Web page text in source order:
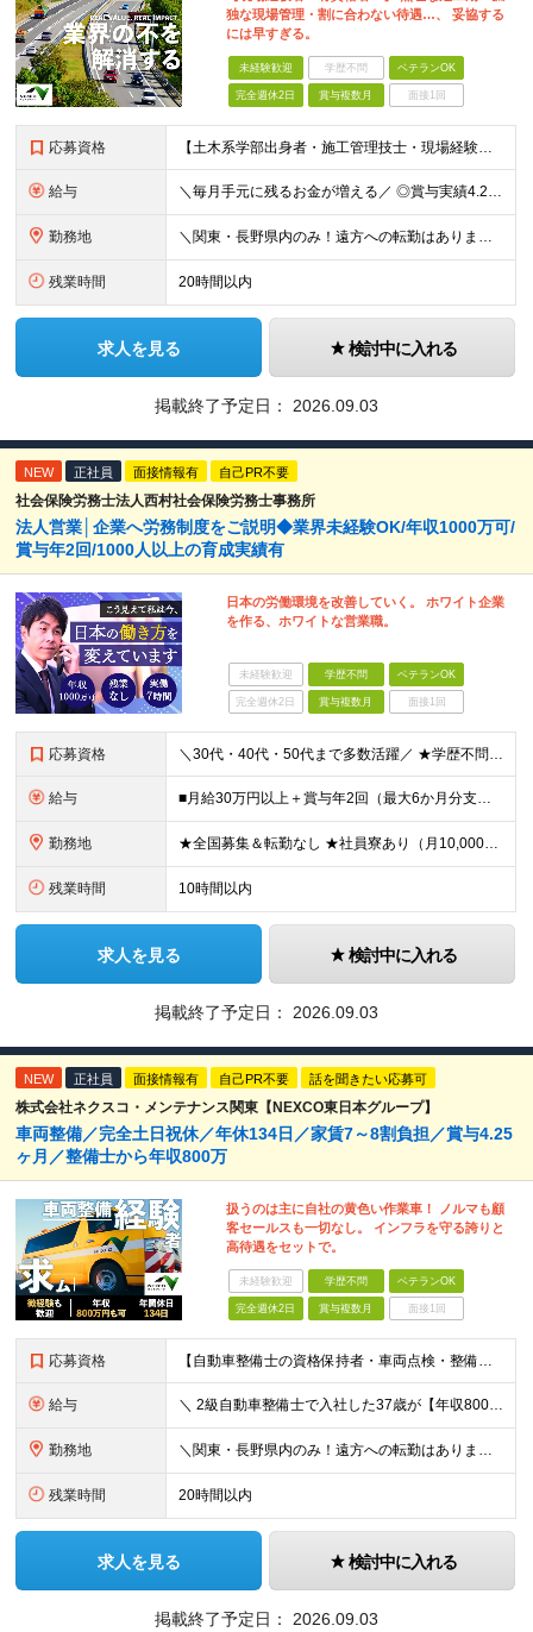
独な現場管理・割に合わない待遇…、 妥協する
には早すぎる。
未経験歓迎 学歴不問 ベテランOK
完全週休2日 賞与複数月 面接1回
応募資格 【土木系学部出身者・施工管理技士・現場経験者優遇！】 ■高卒以上 ■普通自動車運転免許（AT限定可）をお持ちの方 《 下記いずれかに該当する方歓迎 》 ◎土木系学科を卒業された方 ◎1・2級土木／
給与 ＼毎月手元に残るお金が増える／ ◎賞与実績4.25ヶ月分（年間120万円～140万円以上の支給実績あり） ◎家賃・駐車場代の最大8割を会社が負担！家計の支出を大幅にカット ◎残業代は1分単位（合計1時
勤務地 ＼関東・長野県内のみ！遠方への転勤はありません／ ★全事業所がIC近く！マイカーで快適に通勤可能です ★引越し費用や単身赴任時の家賃・家具家電の賃料も全額負担 ◎京浜事業所 神奈川県横浜市都筑区
残業時間 20時間以内
求人を見る 検討中に入れる
掲載終了予定日： 2026.09.03
NEW 正社員 面接情報有 自己PR不要
社会保険労務士法人西村社会保険労務士事務所
法人営業│企業へ労務制度をご説明◆業界未経験OK/年収1000万可/
賞与年2回/1000人以上の育成実績有
日本の労働環境を改善していく。 ホワイト企業
を作る、ホワイトな営業職。
未経験歓迎 学歴不問 ベテランOK
完全週休2日 賞与複数月 面接1回
応募資格 ＼30代・40代・50代まで多数活躍／ ★学歴不問 ★何かしらの営業経験をお持ちの方（経験年数・業界不問） 社会保険や労務の知識は必要ありません。 業界未経験からスタートできます！ ＜仕事のやりが
給与 ■月給30万円以上＋賞与年2回（最大6か月分支給実績あり）＋インセンティブ ★インセンティブ毎月支給 └最大で30～65万円を獲得する社員も └入社5年未満の社員の月平均インセンティブ15万円 ★社
勤務地 ★全国募集＆転勤なし ★社員寮あり（月10,000円～） ※勤務地による ★直行直帰OK ★車・自転車・バイク通勤OK ※一部事務所 【北海道・東北】 札幌事務所、仙台事務所 【関東】 大宮事務所
残業時間 10時間以内
求人を見る 検討中に入れる
掲載終了予定日： 2026.09.03
NEW 正社員 面接情報有 自己PR不要 話を聞きたい応募可
株式会社ネクスコ・メンテナンス関東【NEXCO東日本グループ】
車両整備／完全土日祝休／年休134日／家賃7～8割負担／賞与4.25
ヶ月／整備士から年収800万
扱うのは主に自社の黄色い作業車！ ノルマも顧
客セールスも一切なし。 インフラを守る誇りと
高待遇をセットで。
未経験歓迎 学歴不問 ベテランOK
完全週休2日 賞与複数月 面接1回
応募資格 【自動車整備士の資格保持者・車両点検・整備経験者歓迎！】 ディーラー、民間整備工場、 トラック・重機整備、ガソリンスタンド等での 点検・整備経験などのご経験をお持ちの方も歓迎します！ ■高卒以上 ■普
給与 ＼ 2級自動車整備士で入社した37歳が【年収800万円】を実現！ ／ ★家賃・駐車場代の最大8割を会社が負担！毎月の固定費を大幅カット ★賞与実績4.25ヶ月分（年間120万円～140万円以上の支給実
勤務地 ＼関東・長野県内のみ！遠方への転勤はありません／ ★全事業所がIC近く！マイカーで快適に通勤可能です ★引越し費用や単身赴任時の家賃・家具家電の賃料も全額負担します ◆京浜事業所 神奈川県横浜市
残業時間 20時間以内
求人を見る 検討中に入れる
掲載終了予定日： 2026.09.03